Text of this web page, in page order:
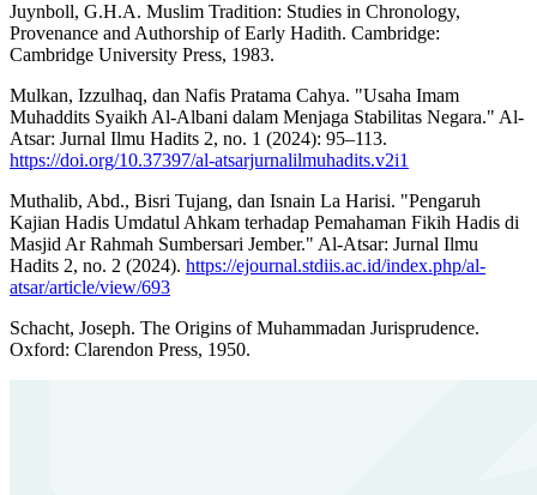
Juynboll, G.H.A. Muslim Tradition: Studies in Chronology,
Provenance and Authorship of Early Hadith. Cambridge:
Cambridge University Press, 1983.
Mulkan, Izzulhaq, dan Nafis Pratama Cahya. "Usaha Imam
Muhaddits Syaikh Al-Albani dalam Menjaga Stabilitas Negara." Al-
Atsar: Jurnal Ilmu Hadits 2, no. 1 (2024): 95–113.
https://doi.org/10.37397/al-atsarjurnalilmuhadits.v2i1
Muthalib, Abd., Bisri Tujang, dan Isnain La Harisi. "Pengaruh
Kajian Hadis Umdatul Ahkam terhadap Pemahaman Fikih Hadis di
Masjid Ar Rahmah Sumbersari Jember." Al-Atsar: Jurnal Ilmu
Hadits 2, no. 2 (2024). https://ejournal.stdiis.ac.id/index.php/al-
atsar/article/view/693
Schacht, Joseph. The Origins of Muhammadan Jurisprudence.
Oxford: Clarendon Press, 1950.